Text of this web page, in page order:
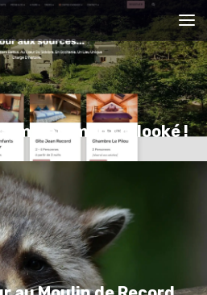
relooké !